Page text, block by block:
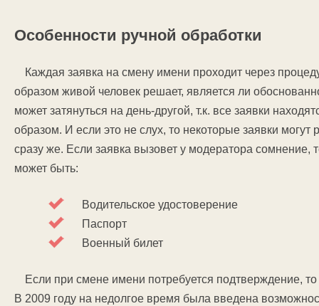
Особенности ручной обработки
Каждая заявка на смену имени проходит через
образом живой человек решает, является ли
может затянуться на день-другой, т.к. все заявки
образом. И если это не слух, то некоторые заявки
сразу же. Если заявка вызовет у модератора
может быть:
Водительское удостоверение
Паспорт
Военный билет
Если при смене имени потребуется подтверждение,
В 2009 году на недолгое время была введена